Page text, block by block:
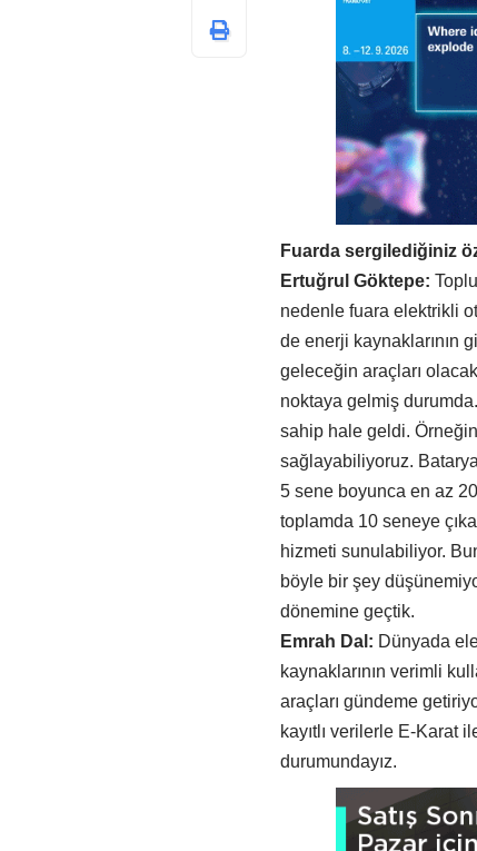
Fuarda sergilediğiniz
Ertuğrul Göktepe:
nedenle fuara elektrikli
de enerji kaynaklarının
geleceğin araçları
noktaya gelmiş
sahip hale geldi.
sağlayabiliyoruz.
5 sene boyunca en az
toplamda 10 seneye
hizmeti sunulabiliyor.
böyle bir şey
dönemine geçtik.
Emrah Dal: Dünyada
kaynaklarının verimli
araçları gündeme
kayıtlı verilerle E-Karat
durumundayız.